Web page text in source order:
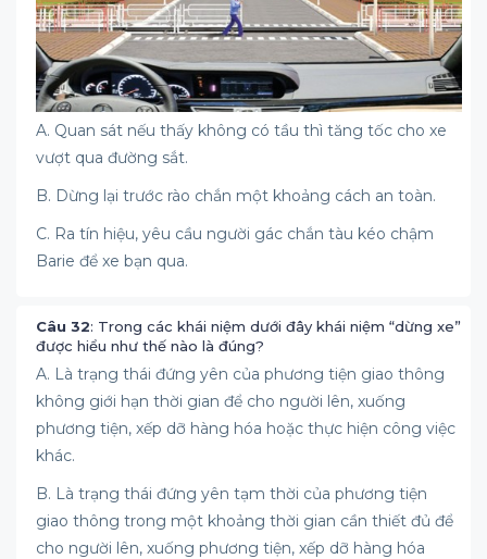
A. Quan sát nếu thấy không có tầu thì tăng tốc cho xe
vượt qua đường sắt.
B. Dừng lại trước rào chắn một khoảng cách an toàn.
C. Ra tín hiệu, yêu cầu người gác chắn tàu kéo chậm
Barie để xe bạn qua.
Câu 32: Trong các khái niệm dưới đây khái niệm “dừng xe”
được hiểu như thế nào là đúng?
A. Là trạng thái đứng yên của phương tiện giao thông
không giới hạn thời gian để cho người lên, xuống
phương tiện, xếp dỡ hàng hóa hoặc thực hiện công việc
khác.
B. Là trạng thái đứng yên tạm thời của phương tiện
giao thông trong một khoảng thời gian cần thiết đủ để
cho người lên, xuống phương tiện, xếp dỡ hàng hóa